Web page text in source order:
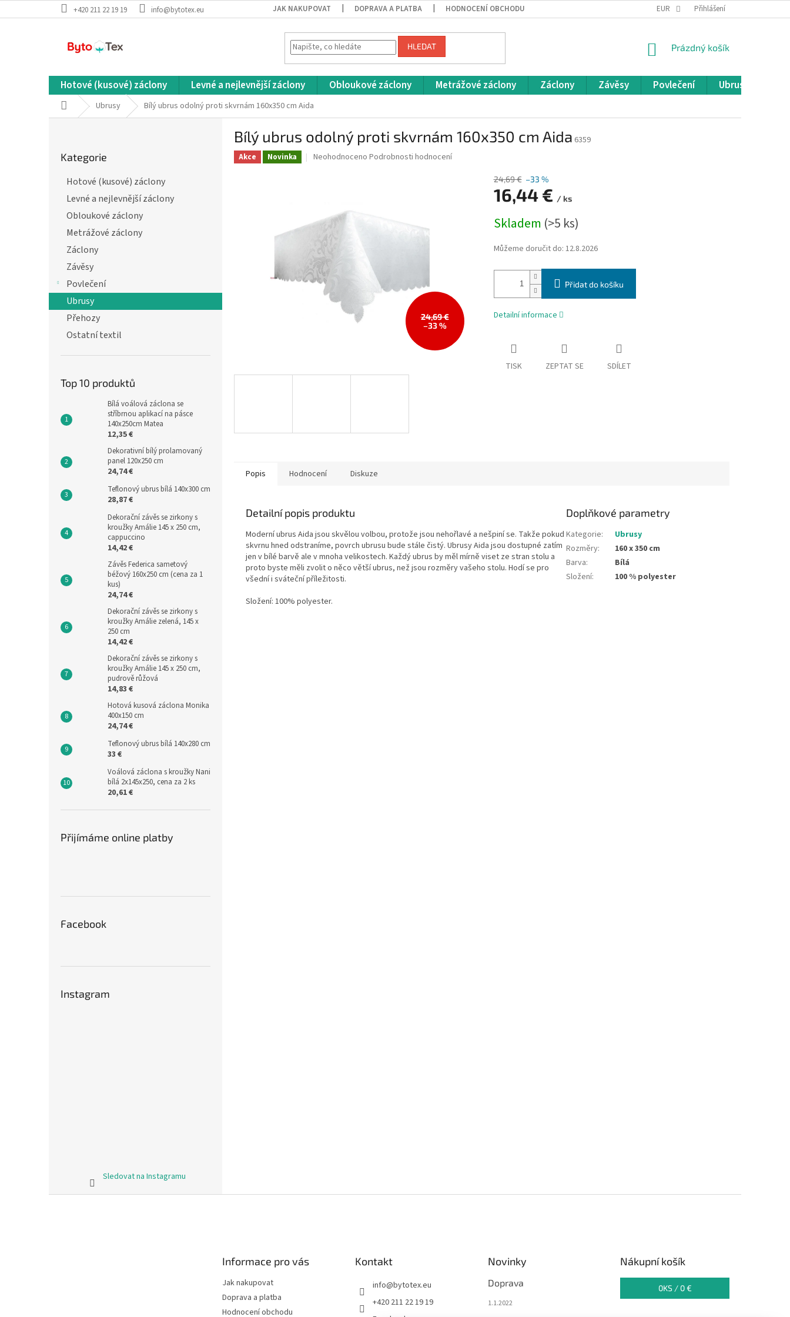
na
+420 211 22 19 19 info@bytotex.eu JAK NAKUPOVAT DOPRAVA A PLATBA HODNOCENÍ OBCHODU OBCHODNÍ PODMÍNKY
EUR Přihlášení
HLEDAT
NÁKUPNÍ
Prázdný košík
Hotové (kusové) záclony Levné a nejlevnější záclony Obloukové záclony Metrážové záclony Záclony Závěsy Povlečení Ubrusy
Domů Ubrusy Bílý ubrus odolný proti skvrnám 160x350 cm Aida
l
kategorie
Kategorie
Hotové (kusové) záclony
Levné a nejlevnější záclony
Obloukové záclony
Metrážové záclony
Záclony
Závěsy
Povlečení
Ubrusy
Přehozy
Ostatní textil
Top 10 produktů
Bílá voálová záclona se
stříbrnou aplikací na pásce
140x250cm Matea
12,35 €
Dekorativní bílý prolamovaný
panel 120x250 cm
24,74 €
Teflonový ubrus bílá 140x300 cm
28,87 €
Dekorační závěs se zirkony s
kroužky Amálie 145 x 250 cm,
cappuccino
14,42 €
Závěs Federica sametový
béžový 160x250 cm (cena za 1
kus)
24,74 €
Dekorační závěs se zirkony s
kroužky Amálie zelená, 145 x
250 cm
14,42 €
Dekorační závěs se zirkony s
kroužky Amálie 145 x 250 cm,
pudrově růžová
14,83 €
Hotová kusová záclona Monika
400x150 cm
24,74 €
Teflonový ubrus bílá 140x280 cm
33 €
Voálová záclona s kroužky Nani
bílá 2x145x250, cena za 2 ks
20,61 €
Přijímáme online platby
Facebook
Instagram
Sledovat na Instagramu
Bílý ubrus odolný proti skvrnám 160x350 cm Aida 6359
Akce Novinka
Průměrné
5
hvězdiček.
Neohodnoceno Podrobnosti hodnocení
24,69 €
–33 %
24,69 € –33 %
16,44 € / ks
cena:
Skladem (>5 ks)
Můžeme doručit do: 12.8.2026
Přidat do košíku
Detailní informace
TISK ZEPTAT SE SDÍLET
Popis Hodnocení Diskuze
Detailní popis produktu
Moderní ubrus Aida jsou skvělou volbou, protože jsou nehořlavé a nešpiní se. Takže pokud
skvrnu hned odstraníme, povrch ubrusu bude stále čistý. Ubrusy Aida jsou dostupné zatím
jen v bílé barvě ale v mnoha velikostech. Každý ubrus by měl mírně viset ze stran stolu a
proto byste měli zvolit o něco větší ubrus, než jsou rozměry vašeho stolu. Hodí se pro
všední i sváteční příležitosti.
Složení: 100% polyester.
Doplňkové parametry
Kategorie:
Ubrusy
Rozměry:
160 x 350 cm
Barva:
Bílá
Složení: 100 % polyester
Informace pro vás
Jak nakupovat
Doprava a platba
Hodnocení obchodu
Kontakt
info@bytotex.eu
+420 211 22 19 19
Novinky
Doprava
1.1.2022
Nákupní košík
0KS / 0 €